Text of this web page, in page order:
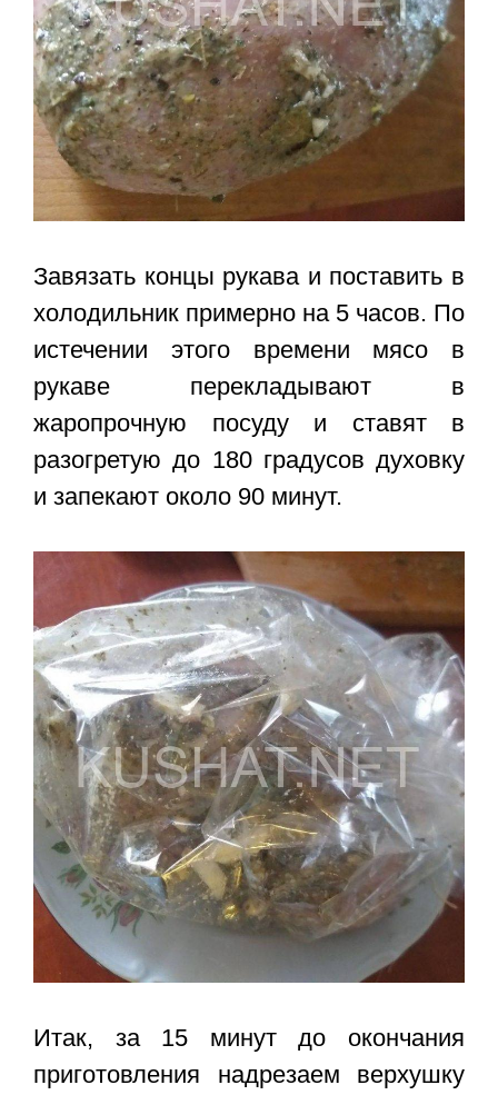
Завязать концы рукава и поставить в
холодильник примерно на 5 часов. По
истечении этого времени мясо в
рукаве перекладывают в
жаропрочную посуду и ставят в
разогретую до 180 градусов духовку
и запекают около 90 минут.
Итак, за 15 минут до окончания
приготовления надрезаем верхушку